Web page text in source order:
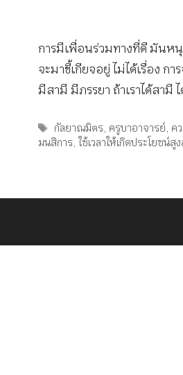
การมีเพื่อนร่วมทางที่ดี มันหนุ
จะมาขี้เกียจอยู่ ไม่ได้เรื่อง
มีสามี มีภรรยา ถ้าเราได้สา
Tags
กัลยาณมิตร, ครูบาอาจารย์, ค
มนสิการ, ใช้เวลาให้เกิดประโยชน์สู